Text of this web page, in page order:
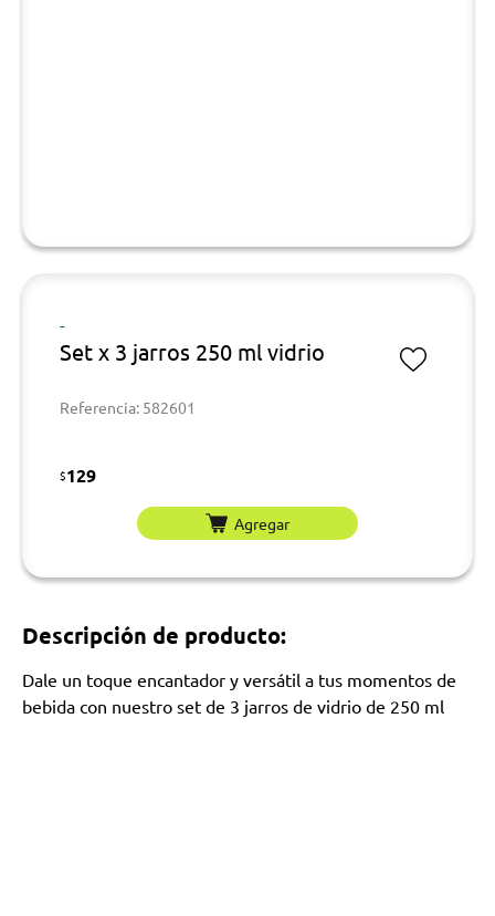
-
Set x 3 jarros 250 ml vidrio
Referencia: 582601
$129
Agregar
Descripción de producto:
Dale un toque encantador y versátil a tus momentos de
bebida con nuestro set de 3 jarros de vidrio de 250 ml